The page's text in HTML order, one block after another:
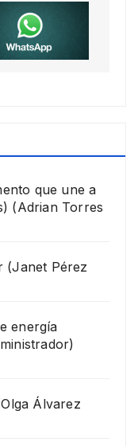
que une a
(Adrian Torres
(Janet Pérez
energía
Álvarez